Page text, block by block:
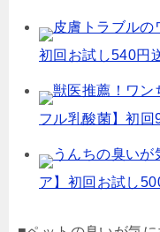
皮膚トラブルの
初回お試し540円
獣医推薦！ワン
フル乳酸菌】初
うんちの臭いが
ア】初回お試し